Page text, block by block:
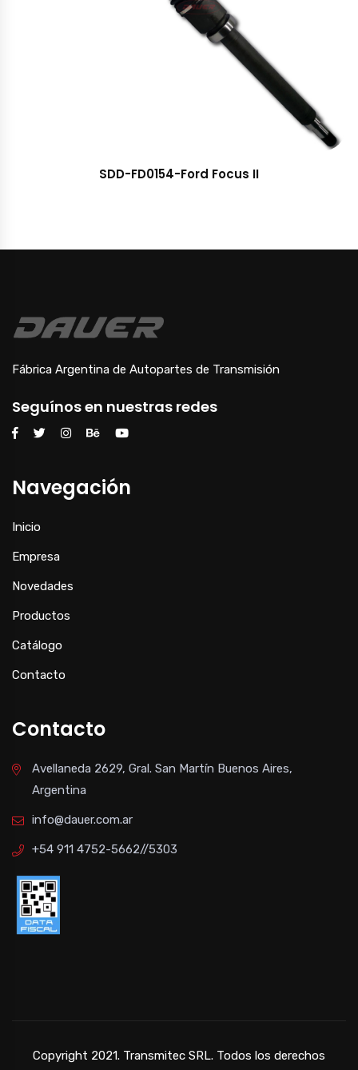
SDD-FD0154-Ford Focus II
Fábrica Argentina de Autopartes de Transmisión
Seguínos en nuestras redes
Navegación
Inicio
Empresa
Novedades
Productos
Catálogo
Contacto
Contacto
Avellaneda 2629, Gral. San Martín Buenos Aires,
Argentina
info@dauer.com.ar
+54 911 4752-5662//5303
Copyright 2021. Transmitec SRL. Todos los derechos